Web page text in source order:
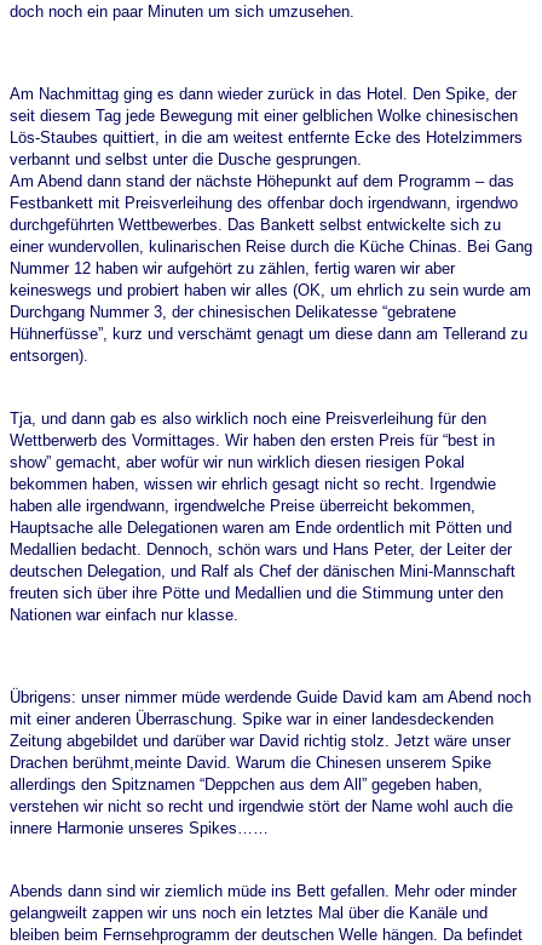
doch noch ein paar Minuten um sich umzusehen.
Am Nachmittag ging es dann wieder zurück in das Hotel. Den Spike, der
seit diesem Tag jede Bewegung mit einer gelblichen Wolke chinesischen
Lös-Staubes quittiert, in die am weitest entfernte Ecke des Hotelzimmers
verbannt und selbst unter die Dusche gesprungen.
Am Abend dann stand der nächste Höhepunkt auf dem Programm – das
Festbankett mit Preisverleihung des offenbar doch irgendwann, irgendwo
durchgeführten Wettbewerbes. Das Bankett selbst entwickelte sich zu
einer wundervollen, kulinarischen Reise durch die Küche Chinas. Bei Gang
Nummer 12 haben wir aufgehört zu zählen, fertig waren wir aber
keineswegs und probiert haben wir alles (OK, um ehrlich zu sein wurde am
Durchgang Nummer 3, der chinesischen Delikatesse “gebratene
Hühnerfüsse”, kurz und verschämt genagt um diese dann am Tellerand zu
entsorgen).
Tja, und dann gab es also wirklich noch eine Preisverleihung für den
Wettberwerb des Vormittages. Wir haben den ersten Preis für “best in
show” gemacht, aber wofür wir nun wirklich diesen riesigen Pokal
bekommen haben, wissen wir ehrlich gesagt nicht so recht. Irgendwie
haben alle irgendwann, irgendwelche Preise überreicht bekommen,
Hauptsache alle Delegationen waren am Ende ordentlich mit Pötten und
Medallien bedacht. Dennoch, schön wars und Hans Peter, der Leiter der
deutschen Delegation, und Ralf als Chef der dänischen Mini-Mannschaft
freuten sich über ihre Pötte und Medallien und die Stimmung unter den
Nationen war einfach nur klasse.
Übrigens: unser nimmer müde werdende Guide David kam am Abend noch
mit einer anderen Überraschung. Spike war in einer landesdeckenden
Zeitung abgebildet und darüber war David richtig stolz. Jetzt wäre unser
Drachen berühmt,meinte David. Warum die Chinesen unserem Spike
allerdings den Spitznamen “Deppchen aus dem All” gegeben haben,
verstehen wir nicht so recht und irgendwie stört der Name wohl auch die
innere Harmonie unseres Spikes……
Abends dann sind wir ziemlich müde ins Bett gefallen. Mehr oder minder
gelangweilt zappen wir uns noch ein letztes Mal über die Kanäle und
bleiben beim Fernsehprogramm der deutschen Welle hängen. Da befindet